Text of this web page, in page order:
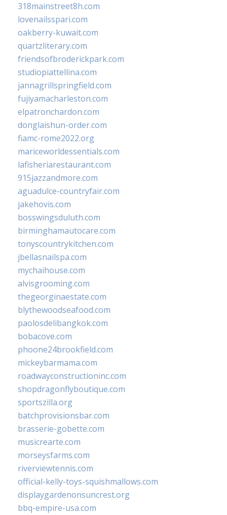
318mainstreet8h.com
lovenailsspari.com
oakberry-kuwait.com
quartzliterary.com
friendsofbroderickpark.com
studiopiattellina.com
jannagrillspringfield.com
fujiyamacharleston.com
elpatronchardon.com
donglaishun-order.com
fiamc-rome2022.org
mariceworldessentials.com
lafisheriarestaurant.com
915jazzandmore.com
aguadulce-countryfair.com
jakehovis.com
bosswingsduluth.com
birminghamautocare.com
tonyscountrykitchen.com
jbellasnailspa.com
mychaihouse.com
alvisgrooming.com
thegeorginaestate.com
blythewoodseafood.com
paolosdelibangkok.com
bobacove.com
phoone24brookfield.com
mickeybarmama.com
roadwayconstructioninc.com
shopdragonflyboutique.com
sportszilla.org
batchprovisionsbar.com
brasserie-gobette.com
musicrearte.com
morseysfarms.com
riverviewtennis.com
official-kelly-toys-squishmallows.com
displaygardenonsuncrest.org
bbq-empire-usa.com